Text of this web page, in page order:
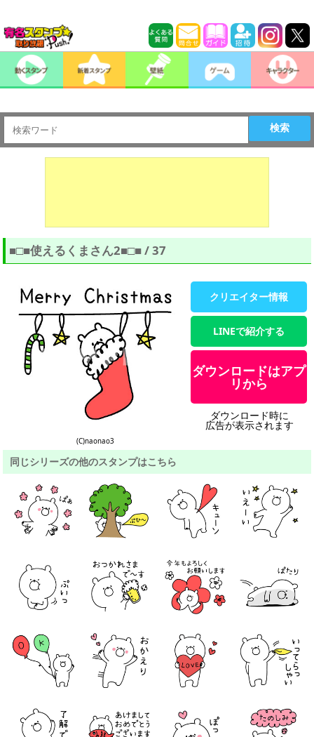
検索
■□■使えるくまさん2■□■ / 37
(C)naonao3
クリエイター情報
LINEで紹介する
ダウンロードはアプ
リから
ダウンロード時に
広告が表示されます
同じシリーズの他のスタンプはこちら